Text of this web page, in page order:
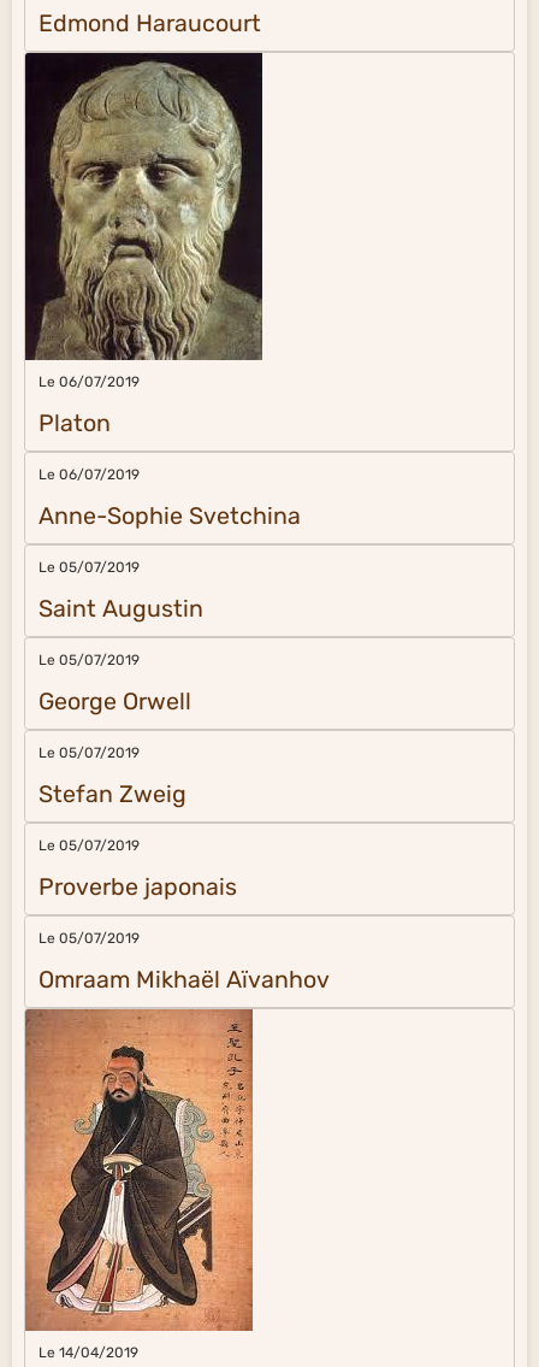
Edmond Haraucourt
Le 06/07/2019
Platon
Le 06/07/2019
Anne-Sophie Svetchina
Le 05/07/2019
Saint Augustin
Le 05/07/2019
George Orwell
Le 05/07/2019
Stefan Zweig
Le 05/07/2019
Proverbe japonais
Le 05/07/2019
Omraam Mikhaël Aïvanhov
Le 14/04/2019